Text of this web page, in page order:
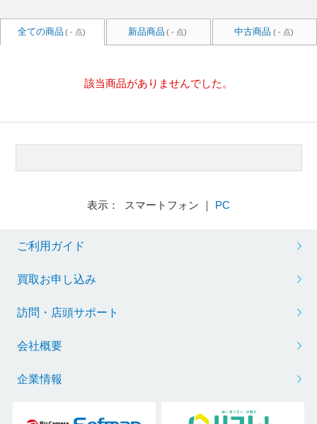
全ての商品 ( - 点) 新品商品 ( - 点) 中古商品 ( - 点)
該当商品がありませんでした。
表示： スマートフォン ｜ PC
ご利用ガイド
買取お申し込み
訪問・店頭サポート
会社概要
企業情報